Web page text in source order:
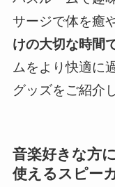
サージで体を癒
けの大切な時間
ムをより快適に
グッズをご紹介
音楽好きな方
使えるスピー